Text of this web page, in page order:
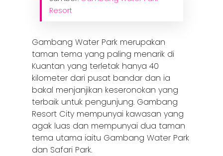
Resort
Gambang Water Park merupakan
taman tema yang paling menarik di
Kuantan yang terletak hanya 40
kilometer dari pusat bandar dan ia
bakal menjanjikan keseronokan yang
terbaik untuk pengunjung. Gambang
Resort City mempunyai kawasan yang
agak luas dan mempunyai dua taman
tema utama iaitu Gambang Water Park
dan Safari Park.